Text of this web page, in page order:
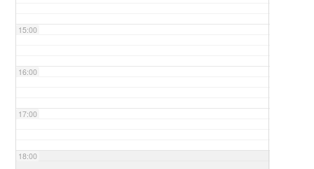
15:00
16:00
17:00
18:00